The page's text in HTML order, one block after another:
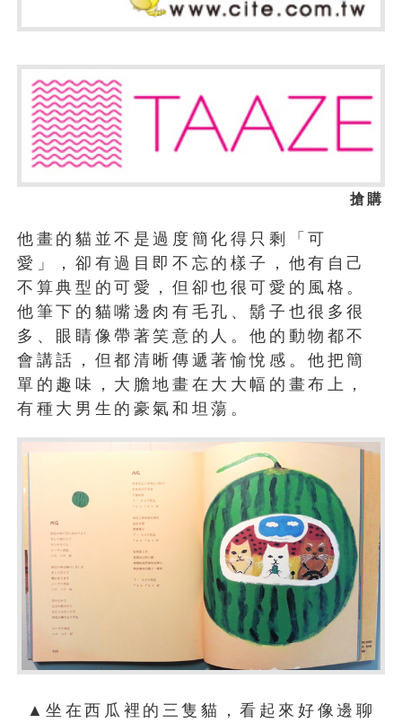
搶購
他畫的貓並不是過度簡化得只剩「可
愛」，卻有過目即不忘的樣子，他有自己
不算典型的可愛，但卻也很可愛的風格。
他筆下的貓嘴邊肉有毛孔、鬍子也很多很
多、眼睛像帶著笑意的人。他的動物都不
會講話，但都清晰傳遞著愉悅感。他把簡
單的趣味，大膽地畫在大大幅的畫布上，
有種大男生的豪氣和坦蕩。
▲坐在西瓜裡的三隻貓，看起來好像邊聊